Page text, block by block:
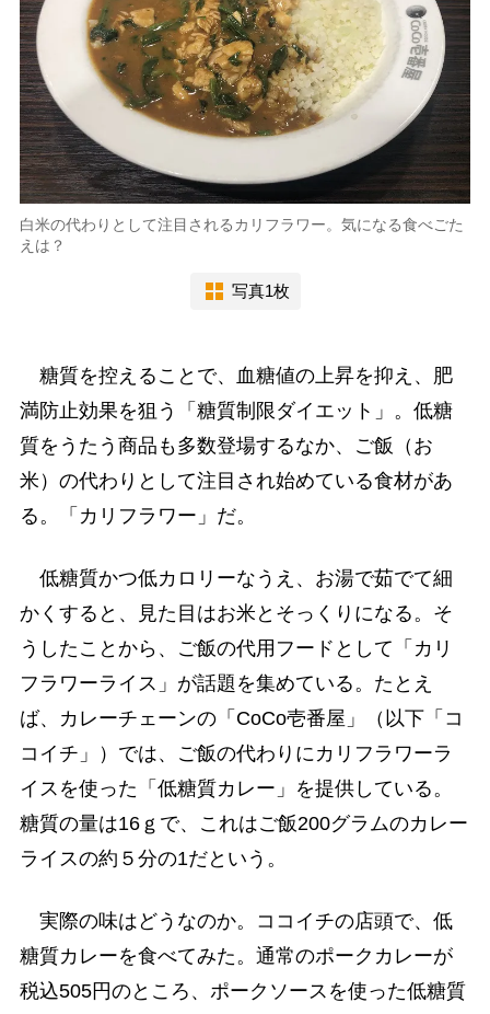
白米の代わりとして注目されるカリフラワー。気になる食べごた
えは？
写真1枚
糖質を控えることで、血糖値の上昇を抑え、肥
満防止効果を狙う「糖質制限ダイエット」。低糖
質をうたう商品も多数登場するなか、ご飯（お
米）の代わりとして注目され始めている食材があ
る。「カリフラワー」だ。
低糖質かつ低カロリーなうえ、お湯で茹でて細
かくすると、見た目はお米とそっくりになる。そ
うしたことから、ご飯の代用フードとして「カリ
フラワーライス」が話題を集めている。たとえ
ば、カレーチェーンの「CoCo壱番屋」（以下「コ
コイチ」）では、ご飯の代わりにカリフラワーラ
イスを使った「低糖質カレー」を提供している。
糖質の量は16ｇで、これはご飯200グラムのカレー
ライスの約５分の1だという。
実際の味はどうなのか。ココイチの店頭で、低
糖質カレーを食べてみた。通常のポークカレーが
税込505円のところ、ポークソースを使った低糖質